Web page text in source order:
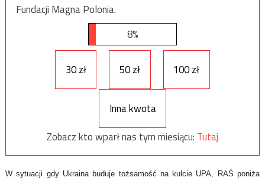
Fundacji Magna Polonia.
8%
30 zł 50 zł 100 zł
Inna kwota
Zobacz kto wparł nas tym miesiącu: Tutaj
W sytuacji gdy Ukraina buduje tożsamość na kulcie UPA, RAŚ poniża